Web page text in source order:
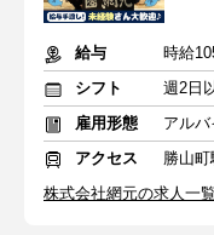
給与
時給
シフト
雇用形態
アルバ
アクセス
勝山
株式会社網元の求人一